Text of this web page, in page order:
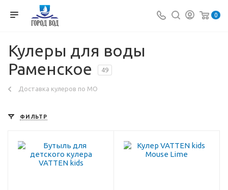
0
Кулеры для воды
Раменское
49
Доставка кулеров по МО
ФИЛЬТР